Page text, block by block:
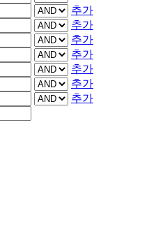
추가
추가
추가
추가
추가
추가
추가